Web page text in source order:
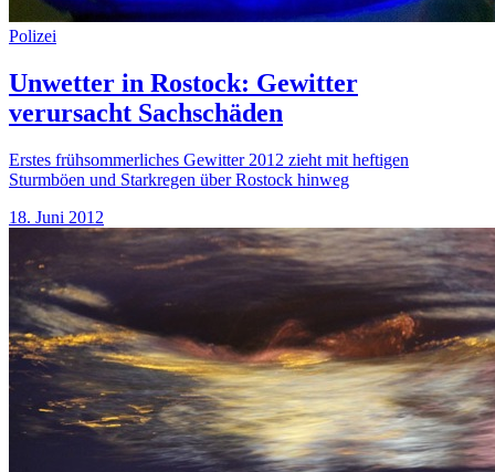
Polizei
Unwetter in Rostock: Gewitter
verursacht Sachschäden
Erstes frühsommerliches Gewitter 2012 zieht mit heftigen
Sturmböen und Starkregen über Rostock hinweg
18. Juni 2012